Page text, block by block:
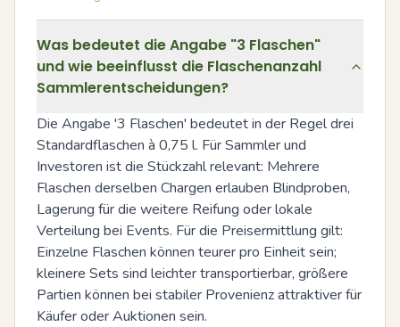
Was bedeutet die Angabe "3 Flaschen"
und wie beeinflusst die Flaschenanzahl
Sammlerentscheidungen?
Die Angabe '3 Flaschen' bedeutet in der Regel drei
Standardflaschen à 0,75 l. Für Sammler und
Investoren ist die Stückzahl relevant: Mehrere
Flaschen derselben Chargen erlauben Blindproben,
Lagerung für die weitere Reifung oder lokale
Verteilung bei Events. Für die Preisermittlung gilt:
Einzelne Flaschen können teurer pro Einheit sein;
kleinere Sets sind leichter transportierbar, größere
Partien können bei stabiler Provenienz attraktiver für
Käufer oder Auktionen sein.